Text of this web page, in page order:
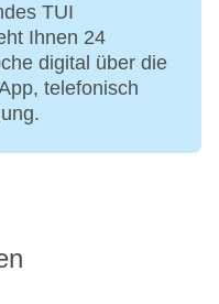
TUI
Ihnen 24
digital über die
telefonisch